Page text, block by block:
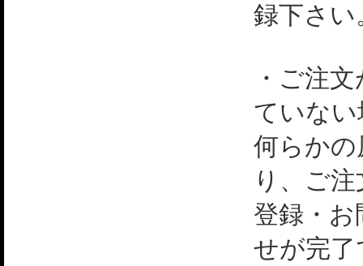
録下さい
・ご注
ていない
何らか
り、ご
登録・
せが完